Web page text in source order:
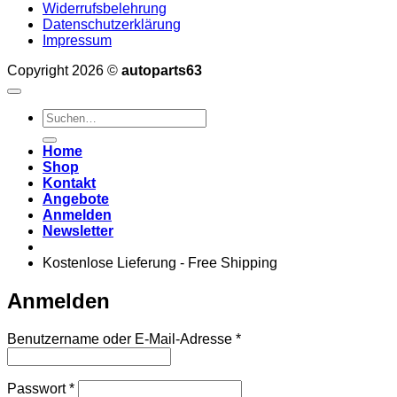
Widerrufsbelehrung
Datenschutzerklärung
Impressum
Copyright 2026 © autoparts63
Suchen
nach:
Home
Shop
Kontakt
Angebote
Anmelden
Newsletter
Kostenlose Lieferung - Free Shipping
Anmelden
Benutzername oder E-Mail-Adresse *Erforderlich
Passwort*Erforderlich